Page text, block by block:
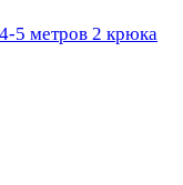
5 метров 2 крюка